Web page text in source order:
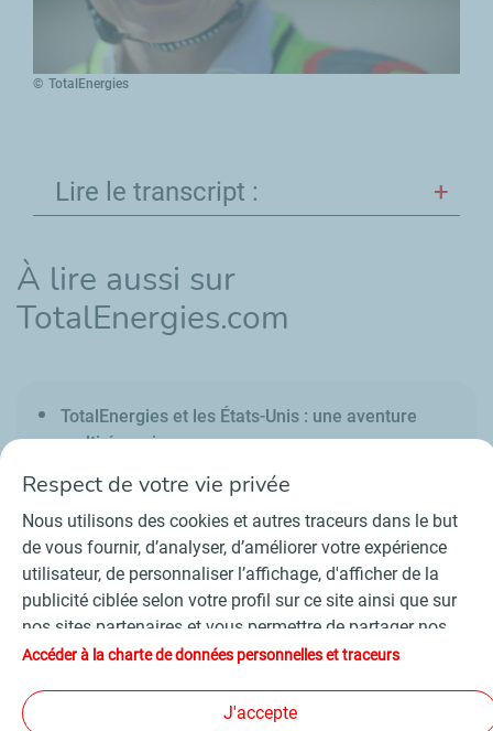
TotalEnergies
Lire le transcript :
À lire aussi sur
TotalEnergies.com
TotalEnergies et les États-Unis : une aventure
multi-énergies
Contact Fournisseurs
Espace presse
Conditions Générales d’Utilisation
Charte de données personnelles et cookies
2026 TotalEnergies
Respect de votre vie privée
Nous utilisons des cookies et autres traceurs dans le but
de vous fournir, d’analyser, d’améliorer votre expérience
utilisateur, de personnaliser l’affichage, d'afficher de la
publicité ciblée selon votre profil sur ce site ainsi que sur
nos sites partenaires et vous permettre de partager nos
contenus sur les réseaux sociaux. Conformément à la
d'audience sont déposés par défaut. Vous pouvez à tout
Accéder à la charte de données personnelles et traceurs
J'accepte